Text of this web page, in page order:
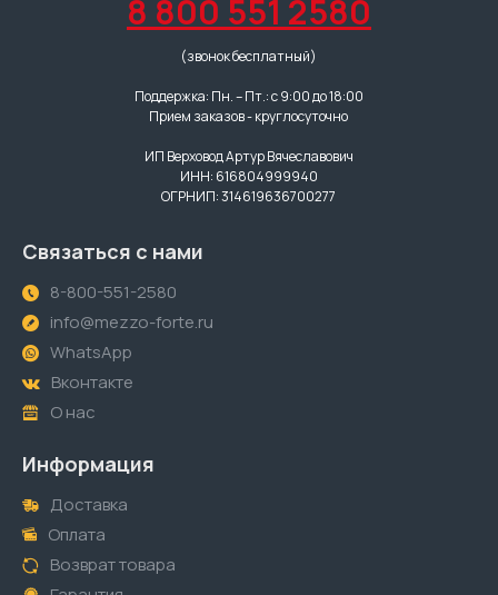
8 800 551 2580
(звонок бесплатный)
Поддержка: Пн. – Пт.: с 9:00 до 18:00
Прием заказов - круглосуточно
ИП Верховод Артур Вячеславович
ИНН: 616804999940
ОГРНИП: 314619636700277
Связаться с нами
8-800-551-2580
info@mezzo-forte.ru
WhatsApp
Вконтакте
О нас
Информация
Доставка
Оплата
Возврат товара